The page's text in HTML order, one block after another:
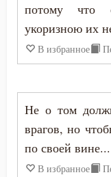
Чудо
Юность
Ярость
потому что
укоризною их
В избранное
Не о том
врагов, но
по своей вине...
В избранное